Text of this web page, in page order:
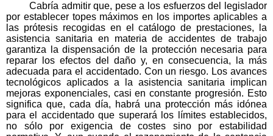
Cabría admitir que, pese a los esfuerzos del legislador
por establecer topes máximos en los importes aplicables a
las prótesis recogidas en el catálogo de prestaciones, la
asistencia sanitaria en materia de accidentes de trabajo
garantiza la dispensación de la protección necesaria para
reparar los efectos del daño y, en consecuencia, la más
adecuada para el accidentado. Con un riesgo. Los avances
tecnológicos aplicados a la asistencia sanitaria implican
mejoras exponenciales, casi en constante progresión. Esto
significa que, cada día, habrá una protección más idónea
para el accidentado que superará los límites establecidos,
no sólo por exigencia de costes sino por estabilidad